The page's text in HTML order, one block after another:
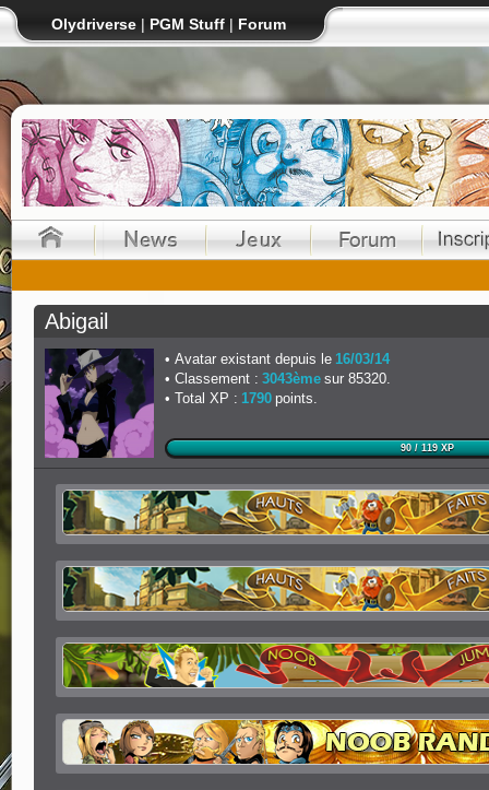
Olydriverse | PGM Stuff | Forum
Abigail
Avatar existant depuis le 16/03/14
Classement : 3043ème sur 85320.
Total XP : 1790 points.
90 / 119 XP